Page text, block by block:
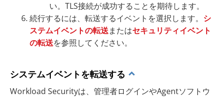
い。TLS接続が成功することを期待します。
続行するには、転送するイベントを選択します。 シ
ステムイベントの転送またはセキュリティイベント
の転送を参照してください。
システムイベントを転送する
Workload Securityは、管理者ログインやAgentソフトウ